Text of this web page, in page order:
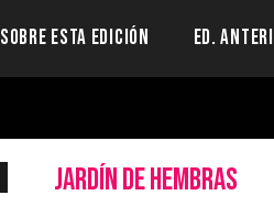
SOBRE ESTA EDICIÓN ED.
Jardín de hembras